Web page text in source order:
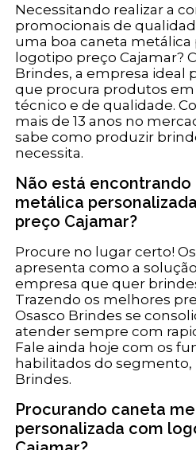
Necessitando realizar a
promocionais de
uma boa caneta metálica
logotipo preço Cajamar?
Brindes, a empresa ideal
que procura produtos
técnico e de qualidade.
mais de 13 anos no
sabe como produzir
necessita.
Não está encontrando
metálica
preço Cajamar?
Procure no lugar certo!
apresenta como a
empresa que quer
Trazendo os melhores
Osasco Brindes se
atender sempre com
Fale ainda hoje com os
habilitados do segmento,
Brindes.
Procurando caneta
personalizada com